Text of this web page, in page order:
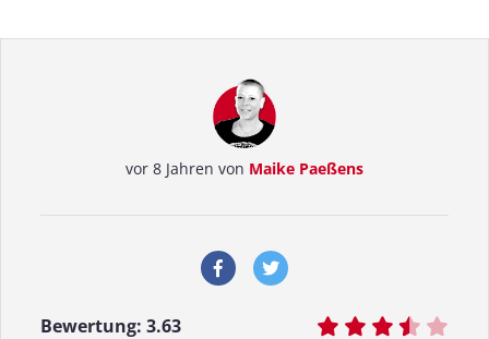
vor 8 Jahren von Maike Paeßens
Bewertung: 3.63